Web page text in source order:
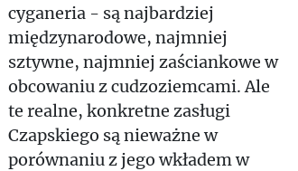
cyganeria - są najbardziej
międzynarodowe, najmniej
sztywne, najmniej zaściankowe w
obcowaniu z cudzoziemcami. Ale
te realne, konkretne zasługi
Czapskiego są nieważne w
porównaniu z jego wkładem w